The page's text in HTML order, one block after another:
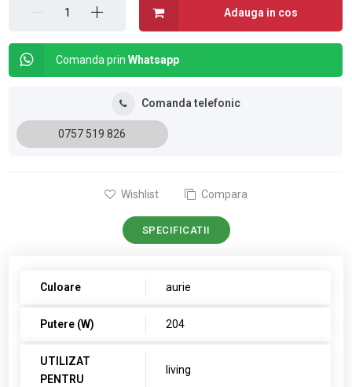
Adauga in cos
Comanda prinWhatsapp
Comanda telefonic
0757 519 826
Wishlist Compara
SPECIFICATII
Culoare aurie
Putere (W) 204
UTILIZAT
PENTRU
living